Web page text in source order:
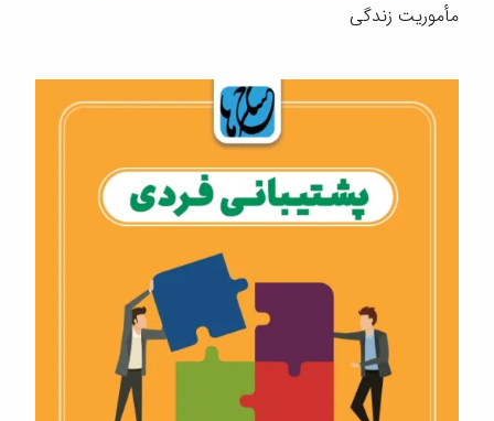
مأموریت زندگی